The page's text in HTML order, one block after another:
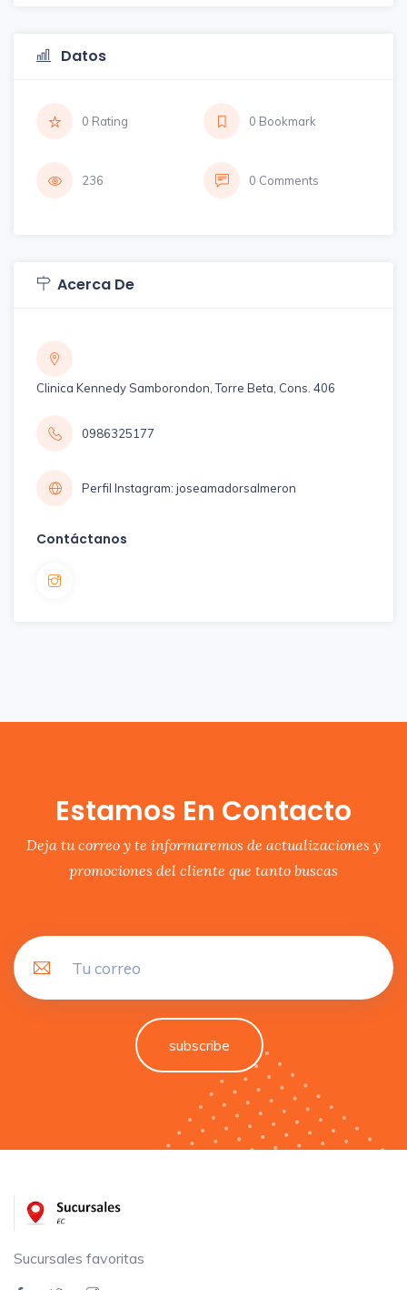
Datos
0 Rating 0 Bookmark
236 0 Comments
Acerca De
Clinica Kennedy Samborondon, Torre Beta, Cons. 406
0986325177
Perfil Instagram: joseamadorsalmeron
Contáctanos
Estamos En Contacto
Deja tu correo y te informaremos de actualizaciones y
promociones del cliente que tanto buscas
subscribe
Sucursales favoritas